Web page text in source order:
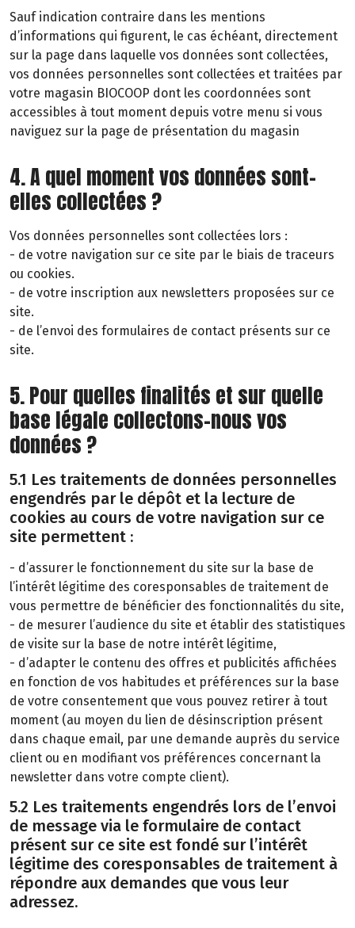
Sauf indication contraire dans les mentions
d’informations qui figurent, le cas échéant, directement
sur la page dans laquelle vos données sont collectées,
vos données personnelles sont collectées et traitées par
votre magasin BIOCOOP dont les coordonnées sont
accessibles à tout moment depuis votre menu si vous
naviguez sur la page de présentation du magasin
4. A quel moment vos données sont-
elles collectées ?
Vos données personnelles sont collectées lors :
- de votre navigation sur ce site par le biais de traceurs
ou cookies.
- de votre inscription aux newsletters proposées sur ce
site.
- de l’envoi des formulaires de contact présents sur ce
site.
5. Pour quelles finalités et sur quelle
base légale collectons-nous vos
données ?
5.1 Les traitements de données personnelles
engendrés par le dépôt et la lecture de
cookies au cours de votre navigation sur ce
site permettent :
- d’assurer le fonctionnement du site sur la base de
l’intérêt légitime des coresponsables de traitement de
vous permettre de bénéficier des fonctionnalités du site,
- de mesurer l’audience du site et établir des statistiques
de visite sur la base de notre intérêt légitime,
- d’adapter le contenu des offres et publicités affichées
en fonction de vos habitudes et préférences sur la base
de votre consentement que vous pouvez retirer à tout
moment (au moyen du lien de désinscription présent
dans chaque email, par une demande auprès du service
client ou en modifiant vos préférences concernant la
newsletter dans votre compte client).
5.2 Les traitements engendrés lors de l’envoi
de message via le formulaire de contact
présent sur ce site est fondé sur l’intérêt
légitime des coresponsables de traitement à
répondre aux demandes que vous leur
adressez.